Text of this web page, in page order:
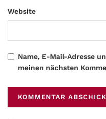
Website
Name, E-Mail-Adresse
meinen nächsten